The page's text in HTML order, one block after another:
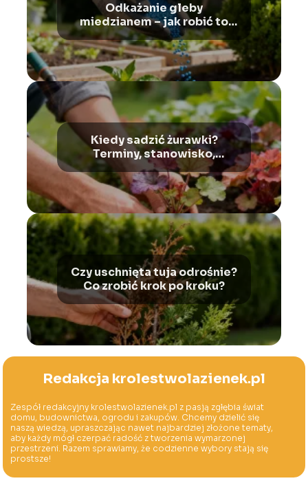
Odkażanie gleby
miedzianem – jak robić to
bezpiecznie?
Kiedy sadzić żurawki?
Terminy, stanowisko,
pielęgnacja
Czy uschnięta tuja odrośnie?
Co zrobić krok po kroku?
Redakcja krolestwolazienek.pl
Zespół redakcyjny krolestwolazienek.pl z pasją zgłębia świat
domu, budownictwa, ogrodu i zakupów. Chcemy dzielić się
naszą wiedzą, upraszczając nawet najbardziej złożone tematy,
aby każdy mógł czerpać radość z tworzenia wymarzonej
przestrzeni. Razem sprawiamy, że codzienne wybory stają się
prostsze!